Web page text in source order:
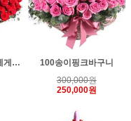
마법처럼 나타난 너에게(100송이)
100송이핑크바구니
300,000원
250,000원